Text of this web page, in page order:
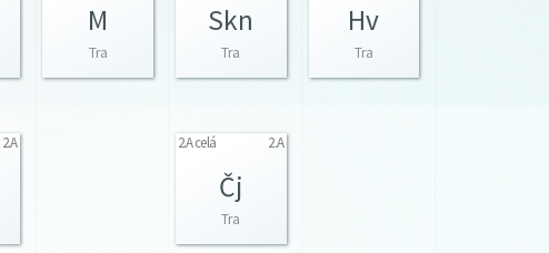
M
Tra
Skn
Tra
Hv
Tra
2.A 2.A celá 2.A
Čj
Tra